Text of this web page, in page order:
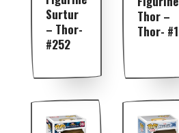
Surtur
– Thor-
#252
Thor –
Thor- #1